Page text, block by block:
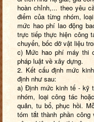
hoàn chỉnh,... theo yêu
điểm của từng nhóm,
mức hao phí lao động
trực tiếp thực hiện công
chuyển, bốc dỡ vật liệu
c) Mức hao phí máy thi
pháp luật về xây dựng.
2. Kết cấu định mức
định như sau:
a) Định mức kinh tế - kỹ
nhóm, loại công tác
quản, tu bổ, phục hồi.
tóm tắt thành phần